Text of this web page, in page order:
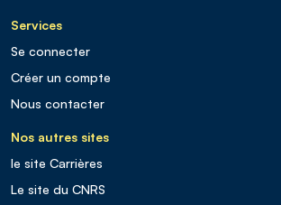
Services
Se connecter
Créer un compte
Nous contacter
Nos autres sites
le site Carrières
Le site du CNRS